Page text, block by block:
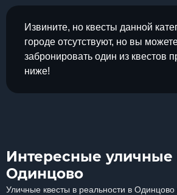
Извините, но квесты данной
городе отсутствуют, но вы
забронировать один из квестов
ниже!
Интересные уличные
Одинцово
Уличные квесты в реальности в